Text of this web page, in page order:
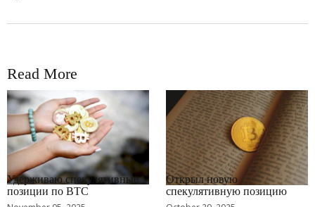
Read More
RRCNEWS_RU
Удерживаю спекулятивные
позиции по BTC
RRCNEWS_RU
Открыл новую
спекулятивную позицию